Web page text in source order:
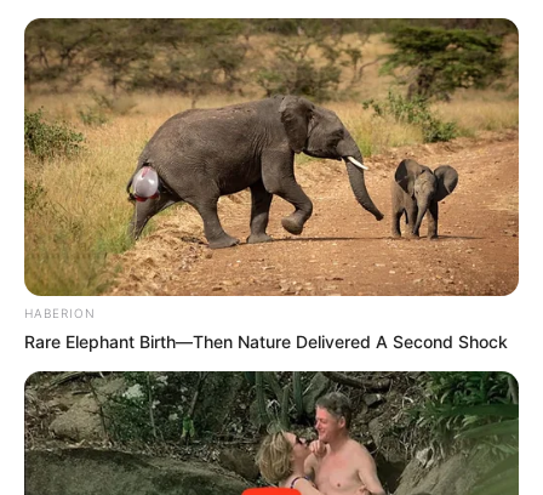
HABERION
Rare Elephant Birth—Then Nature Delivered A Second Shock